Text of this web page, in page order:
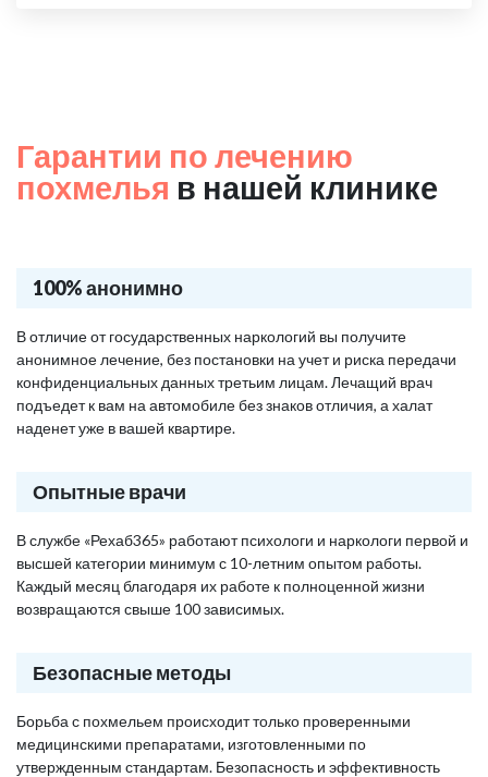
Гарантии по лечению
похмелья в нашей клинике
100% анонимно
В отличие от государственных наркологий вы получите
анонимное лечение, без постановки на учет и риска передачи
конфиденциальных данных третьим лицам. Лечащий врач
подъедет к вам на автомобиле без знаков отличия, а халат
наденет уже в вашей квартире.
Опытные врачи
В службе «Рехаб365» работают психологи и наркологи первой и
высшей категории минимум с 10-летним опытом работы.
Каждый месяц благодаря их работе к полноценной жизни
возвращаются свыше 100 зависимых.
Безопасные методы
Борьба с похмельем происходит только проверенными
медицинскими препаратами, изготовленными по
утвержденным стандартам. Безопасность и эффективность